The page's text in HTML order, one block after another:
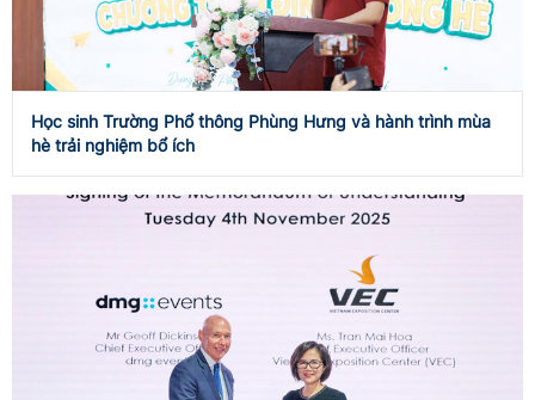
Học sinh Trường Phổ thông Phùng Hưng và hành trình mùa
hè trải nghiệm bổ ích